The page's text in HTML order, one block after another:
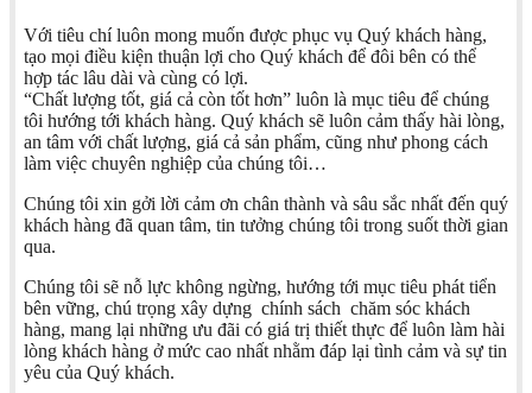
Với tiêu chí luôn mong muốn được phục vụ Quý khách hàng,
tạo mọi điều kiện thuận lợi cho Quý khách để đôi bên có thể
hợp tác lâu dài và cùng có lợi.
“Chất lượng tốt, giá cả còn tốt hơn” luôn là mục tiêu để chúng
tôi hướng tới khách hàng. Quý khách sẽ luôn cảm thấy hài lòng,
an tâm với chất lượng, giá cả sản phẩm, cũng như phong cách
làm việc chuyên nghiệp của chúng tôi…
Chúng tôi xin gởi lời cảm ơn chân thành và sâu sắc nhất đến quý
khách hàng đã quan tâm, tin tưởng chúng tôi trong suốt thời gian
qua.
Chúng tôi sẽ nỗ lực không ngừng, hướng tới mục tiêu phát tiển
bên vững, chú trọng xây dựng chính sách chăm sóc khách
hàng, mang lại những ưu đãi có giá trị thiết thực để luôn làm hài
lòng khách hàng ở mức cao nhất nhằm đáp lại tình cảm và sự tin
yêu của Quý khách.